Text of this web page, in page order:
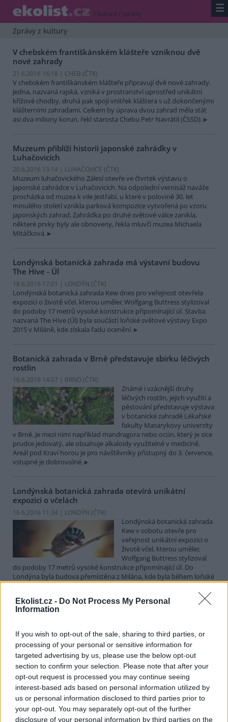
Ekolist.cz - Do Not Process My Personal
Information
If you wish to opt-out of the sale, sharing to third parties, or
processing of your personal or sensitive information for
targeted advertising by us, please use the below opt-out
section to confirm your selection. Please note that after your
opt-out request is processed you may continue seeing
interest-based ads based on personal information utilized by
us or personal information disclosed to third parties prior to
your opt-out. You may separately opt-out of the further
disclosure of your personal information by third parties on the
/ kultura / zprávy ☰
Zprávy z kultury
V chebském františkánském klášteře vzniknou dvě
nové zahrady
21.6.2016 16:18 | CHEB (ČTK)
V chebském františkánském klášteře připravují dvě nové zahrady.
Jedna, nazvaná rajská, vzniká v prostranství uprostřed unikátní
křížové chodby, druhá pak spojí vnitřek kláštera s už dokončenými
klášterními zahradami. Celkem by úprava dvou zahrad měla stát
asi dva miliony korun, řekl starosta Chebu Petr Navrátil (ČSSD).
Muzeum přiblíží historii japonské zahrádky v
Luhačovicích
20.6.2016 13:14 | LUHAČOVICE (ČTK)
Muzeum luhačovického Zálesí otevře ve čtvrtek výstavu o
japonské zahrádce v Luhačovicích. Na odpolední vernisáž naváže
procházka od muzea k vile Jestřabí, u které v polovině 30. let
minulého století vznikla parková kompozice vytvořená po vzoru
japonských zahrad. Zahrádka po druhé světové válce zanikla,
některé prvky byly ale obnoveny, řekla mluvčí muzea Michaela
Mitáčková.
Londýnská botanická zahrada má výstavní budovu
The Hive - Úl
18.6.2016 17:01 | LONDÝN (ČTK)
Londýnská botanická zahrada Kew dnes pro veřejnost otevřela
expozici o životě včel, kterou umělec Wolfgang Buttress stylizoval
do podoby 17 metrů vysoké konstrukce připomínající úl. Stavba
nazvaná The Hive (Úl) byla součástí loňské světové výstavy Expo
2015 v Miláně, kde získala řadu ocenění.
Botanická zahrada v Brně představuje sbírku léčivých
rostlin
16.6.2016 14:07 | BRNO (ČTK)
Známé i vzácnější druhy
léčivých rostlin, jejich využití a
pěstování představuje výstava
v botanické zahradě Lékařské
fakulty Masarykovy univerzity
v Brně. Je mezi nimi například mandragora nebo ocún, který je sice
prudce jedovatý, ale obsahuje alkaloidy využitelné v medicíně.
Areál pod Kraví horou je pro návštěvníky přístupný do 3. července,
vstupné je dobrovolné.
Londýnská botanická zahrada otevírá unikátní
expozici o včelách
16.6.2016 11:34 | LONDÝN (ČTK)
Londýnská botanická zahrada
Kew v sobotu otevře pro
veřejnost unikátní expozici o
životě včel, kterou umělec
Wolfgang Buttress stylizoval
do podoby 17 metrů vysoké konstrukce připomínající úl. Do
Londýna byla budova přemístěna z Milána, kde byla během loňské
světové výstavy Expo 2015 středobodem britského pavilonu.
V anketě o Strom roku mohou lidé hlasovat i
14.6.2016 10:58 | BRNO (ČTK)
Lidé mohou počínaje středou
hlasovat v dalším ročníku
ankety Strom roku 2016. Do
finále postoupilo dvanáct
stromů z různých koutů
republiky, které chtějí zaujmout veřejnost a zároveň získat finance
na odborné ošetření nebo výsadbu ve svém okolí. Uvedla to
Nadace partnerství, která soutěž organizuje. Loni titul získala lípa z
Tatobit na Semilsku. Letošní vítěz bude slavnostně vyhlášen 20.